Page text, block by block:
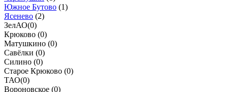
Южное Бутово (1)
Ясенево (2)
ЗелАО(0)
Крюково (0)
Матушкино (0)
Савёлки (0)
Силино (0)
Старое Крюково (0)
ТАО(0)
Вороновское (0)